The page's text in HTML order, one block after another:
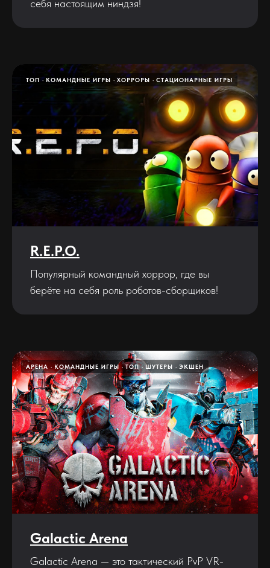
себя настоящим ниндзя!
ТОП КОМАНДНЫЕ ИГРЫ ХОРРОРЫ СТАЦИОНАРНЫЕ ИГРЫ
R.E.P.O.
Популярный командный хоррор, где вы
берёте на себя роль роботов-сборщиков!
АРЕНА КОМАНДНЫЕ ИГРЫ ТОП ШУТЕРЫ ЭКШЕН
Galactic Arena
Galactic Arena — это тактический PvP VR-